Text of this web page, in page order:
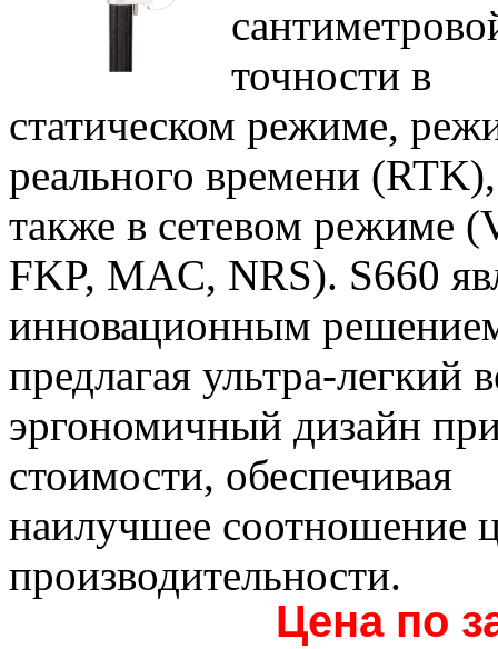
точности в
статическом режиме,
реального времени
также в сетевом режиме
FKP, MAC, NRS). S660
инновационным
предлагая ультра-легкий
эргономичный дизайн
стоимости, обеспечивая
наилучшее соотношение
производительности.
Цена по